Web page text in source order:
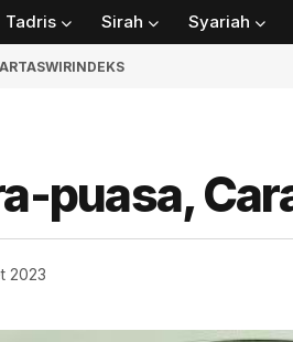
Tadris Sirah Syariah
TASWIRINDEKS
puasa,
2023